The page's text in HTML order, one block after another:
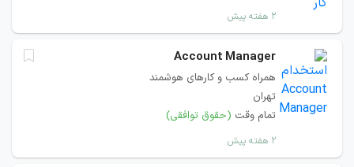
۲ هفته پیش
Account Manager
همراه کسب و کارهای هوشمند
تهران
تمام وقت (حقوق توافقی)
۲ هفته پیش